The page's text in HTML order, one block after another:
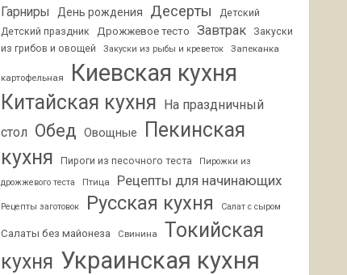
Гарниры День рождения Десерты
Детский
Детский праздник
Дрожжевое тесто Завтрак
Закуски
из грибов и овощей
Закуски из рыбы и креветок Запеканка
картофельная Киевская кухня
Китайская кухня На праздничный
стол Обед Овощные
Пекинская
кухня
Пироги из песочного теста
Пирожки из
дрожжевого теста
Птица Рецепты для начинающих
Рецепты заготовок Русская кухня Салат с сыром
Салаты без майонеза Свинина
Токийская
кухня Украинская кухня